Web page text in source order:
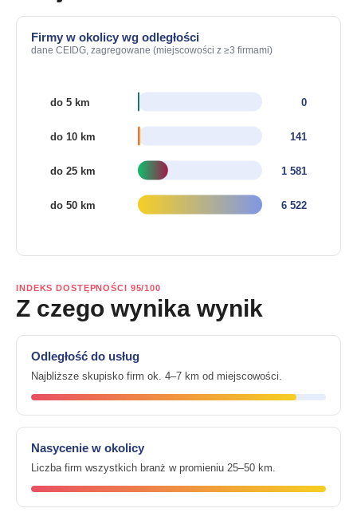
Firmy w okolicy wg odległości
dane CEIDG, zagregowane (miejscowości z ≥3 firmami)
INDEKS DOSTĘPNOŚCI 95/100
Z czego wynika wynik
Odległość do usług
Najbliższe skupisko firm ok. 4–7 km od miejscowości.
Nasycenie w okolicy
Liczba firm wszystkich branż w promieniu 25–50 km.